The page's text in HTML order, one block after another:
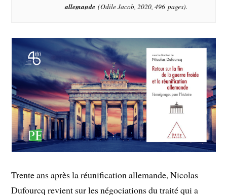
allemande (Odile Jacob, 2020, 496 pages).
Trente ans après la réunification allemande, Nicolas
Dufourcq revient sur les négociations du traité qui a